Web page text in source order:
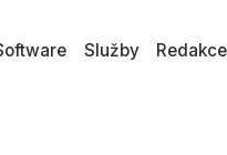
Služby Redakce